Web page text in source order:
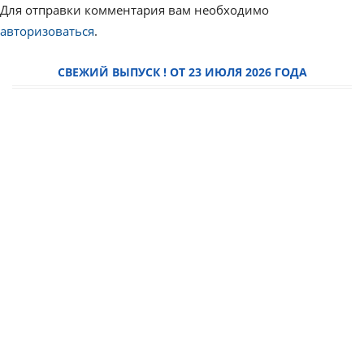
Для отправки комментария вам необходимо
авторизоваться.
СВЕЖИЙ ВЫПУСК ! ОТ 23 ИЮЛЯ 2026 ГОДА